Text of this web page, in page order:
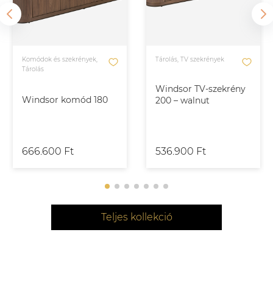
Windsor komód 180
Komódok és szekrények,
Tárolás
666.600 Ft
Windsor TV-szekrény
200 – walnut
Tárolás, TV szekrények
536.900 Ft
Teljes kollekció